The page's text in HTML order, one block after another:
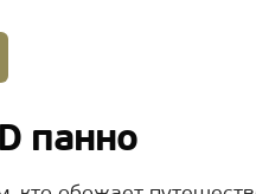
панно